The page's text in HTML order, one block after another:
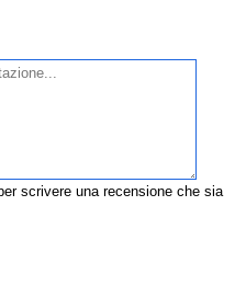
scrivere una recensione che sia